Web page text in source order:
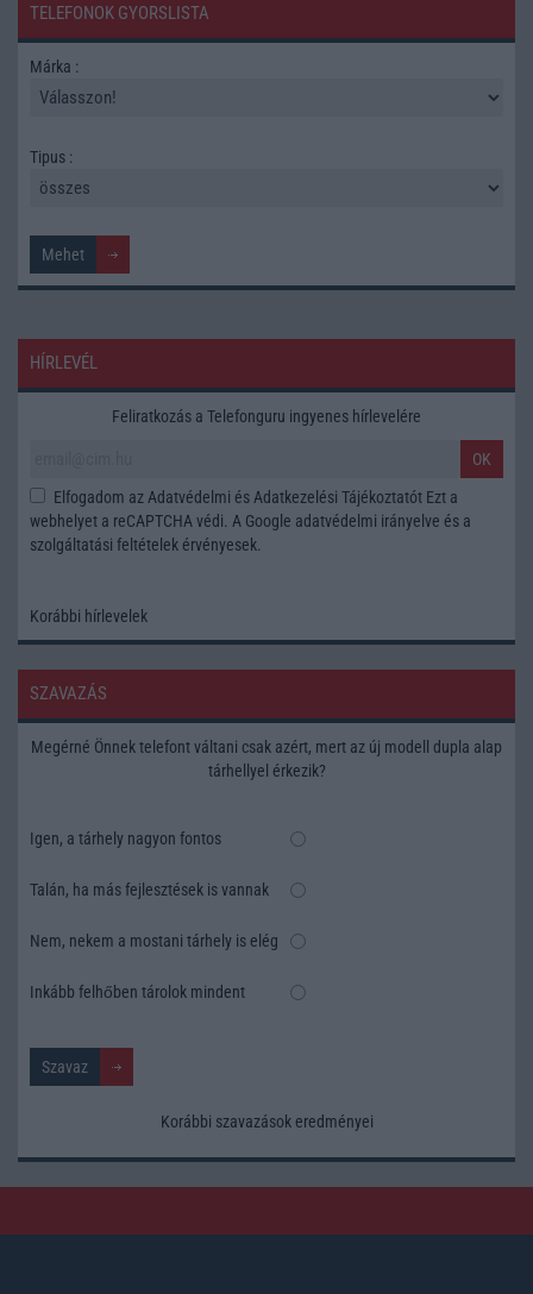
TELEFONOK GYORSLISTA
Márka :
Tipus :
HÍRLEVÉL
Feliratkozás a Telefonguru ingyenes hírlevelére
OK
Elfogadom az Adatvédelmi és Adatkezelési Tájékoztatót Ezt a
webhelyet a reCAPTCHA védi. A Google adatvédelmi irányelve és a
szolgáltatási feltételek érvényesek.
Korábbi hírlevelek
SZAVAZÁS
Megérné Önnek telefont váltani csak azért, mert az új modell dupla alap
tárhellyel érkezik?
Igen, a tárhely nagyon fontos
Talán, ha más fejlesztések is vannak
Nem, nekem a mostani tárhely is elég
Inkább felhőben tárolok mindent
Korábbi szavazások eredményei